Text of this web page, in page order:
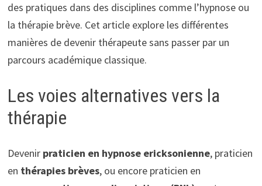
des pratiques dans des disciplines comme l’hypnose ou
la thérapie brève. Cet article explore les différentes
manières de devenir thérapeute sans passer par un
parcours académique classique.
Les voies alternatives vers la
thérapie
Devenir praticien en hypnose ericksonienne, praticien
en thérapies brèves, ou encore praticien en